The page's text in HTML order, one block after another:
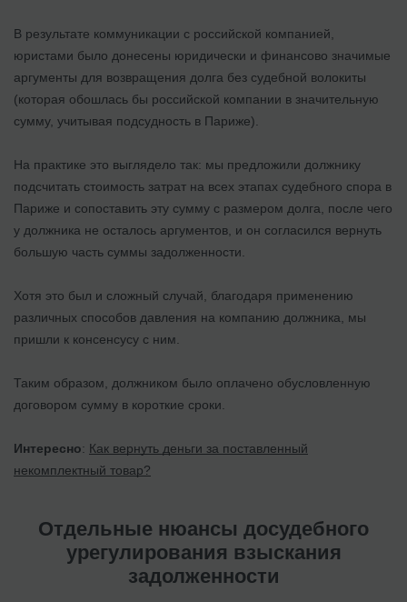
В результате коммуникации с российской компанией,
юристами было донесены юридически и финансово значимые
аргументы для возвращения долга без судебной волокиты
(которая обошлась бы российской компании в значительную
сумму, учитывая подсудность в Париже).
На практике это выглядело так: мы предложили должнику
подсчитать стоимость затрат на всех этапах судебного спора в
Париже и сопоставить эту сумму с размером долга, после чего
у должника не осталось аргументов, и он согласился вернуть
большую часть суммы задолженности.
Хотя это был и сложный случай, благодаря применению
различных способов давления на компанию должника, мы
пришли к консенсусу с ним.
Таким образом, должником было оплачено обусловленную
договором сумму в короткие сроки.
Интересно: Как вернуть деньги за поставленный
некомплектный товар?
Отдельные нюансы досудебного
урегулирования взыскания
задолженности